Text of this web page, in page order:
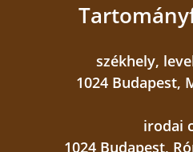
székhely,
1024 Budapest,
irodai
1024 Budapest,